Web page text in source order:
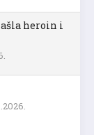
heroin i